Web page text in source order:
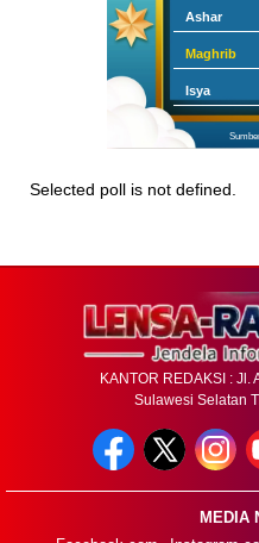
Ashar
Maghrib
Isya
Selected poll is not defined.
KANTOR REDAKSI : Jl.
Sulawesi Selatan
MEDIA